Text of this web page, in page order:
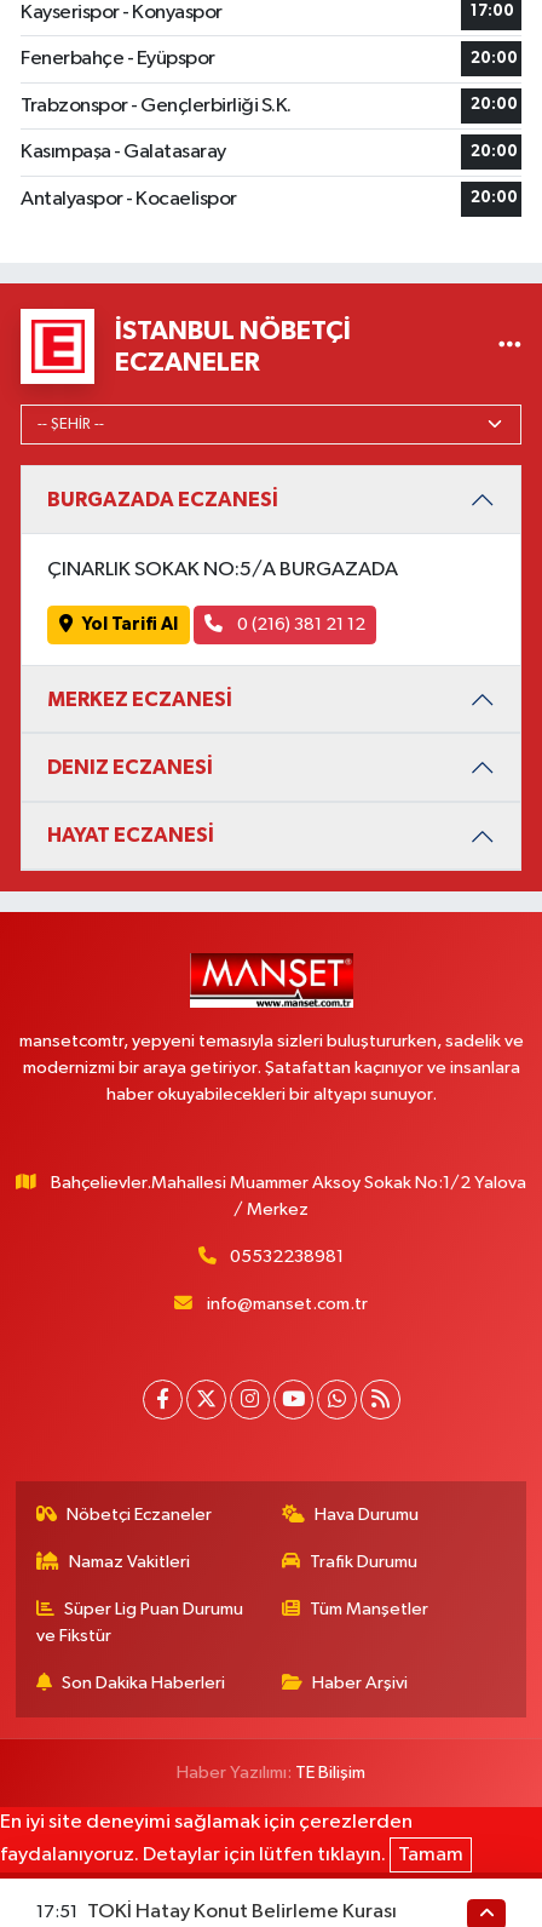
Kayserispor - Konyaspor
17:00
Fenerbahçe - Eyüpspor 20:00
Trabzonspor - Gençlerbirliği S.K. 20:00
Kasımpaşa - Galatasaray 20:00
Antalyaspor - Kocaelispor 20:00
İSTANBUL NÖBETÇI
ECZANELER
BURGAZADA ECZANESİ
ÇINARLIK SOKAK NO:5/A BURGAZADA
Yol Tarifi Al 0 (216) 381 21 12
MERKEZ ECZANESİ
DENIZ ECZANESİ
HAYAT ECZANESİ
mansetcomtr, yepyeni temasıyla sizleri buluştururken, sadelik ve
modernizmi bir araya getiriyor. Şatafattan kaçınıyor ve insanlara
haber okuyabilecekleri bir altyapı sunuyor.
Bahçelievler.Mahallesi Muammer Aksoy Sokak No:1/2 Yalova
/ Merkez
05532238981
info@manset.com.tr
Nöbetçi Eczaneler Hava Durumu
Namaz Vakitleri Trafik Durumu
Süper Lig Puan Durumu
ve Fikstür
Tüm Manşetler
Son Dakika Haberleri Haber Arşivi
Haber Yazılımı: TE Bilişim
En iyi site deneyimi sağlamak için çerezlerden
faydalanıyoruz. Detaylar için lütfen tıklayın.
Tamam
17:51
TOKİ Hatay Konut Belirleme Kurası